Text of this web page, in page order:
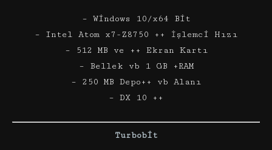
– Windows 10/x64 Bit
– Intel Atom x7-Z8750 ++ İşlemci Hızı
– 512 MB ve ++ Ekran Kartı
– Bellek vb 1 GB +RAM
– 250 MB Depo++ vb Alanı
– DX 10 ++
Turbobit